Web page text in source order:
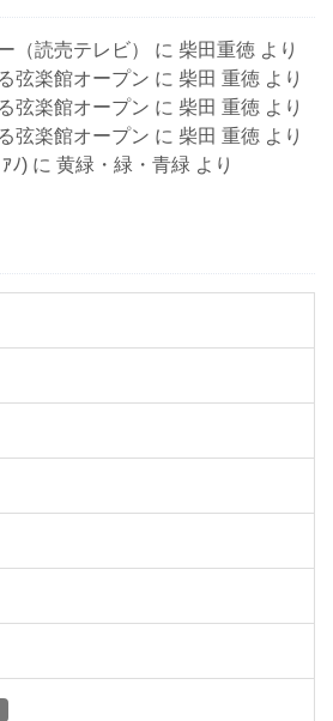
（読売テレビ） に 柴田重徳 より
弦楽館オープン に 柴田 重徳 より
弦楽館オープン に 柴田 重徳 より
弦楽館オープン に 柴田 重徳 より
ﾉ) に 黄緑・緑・青緑 より